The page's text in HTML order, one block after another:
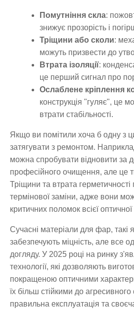
Помутніння скла:
знижує прозорість і
Тріщини або сколи:
можуть призвести до
Втрата ізоляції:
це перший сигнал про
Ослаблене кріплення
конструкція "гуляє", це
втрати стабільності.
Якщо ви помітили хоча б одну з
затягувати з ремонтом.
можна спробувати відновити за
професійного очищення, але це
Тріщини та втрата
термінової заміни, адже вони
критичних поломок всієї
Сучасні матеріали для фар, такі
забезпечують міцність, але все
догляду. У 2025 році на ринку
технології, які дозволяють
покращеною оптичними
їх більш стійкими до
правильна експлуатація та